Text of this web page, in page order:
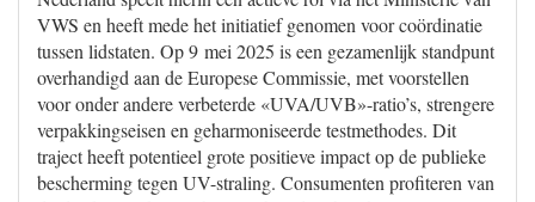
VWS en heeft mede het initiatief genomen voor coördinatie
tussen lidstaten. Op 9 mei 2025 is een gezamenlijk standpunt
overhandigd aan de Europese Commissie, met voorstellen
voor onder andere verbeterde «UVA/UVB»-ratio’s, strengere
verpakkingseisen en geharmoniseerde testmethodes. Dit
traject heeft potentieel grote positieve impact op de publieke
bescherming tegen UV-straling. Consumenten profiteren van